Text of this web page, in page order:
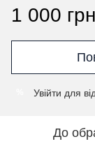
1 000 грн
Увійти для
До